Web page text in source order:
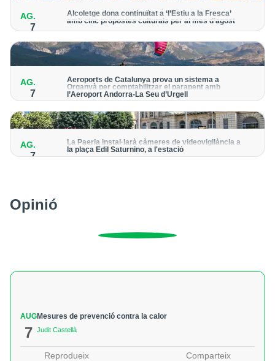
AG.
7
Alcoletge dona continuïtat a ‘l’Estiu a la Fresca’
amb cinc propostes culturals per al mes d’agost
Un dels grans protagonistes de la programació serà
AG.
7
Aeroports de Catalunya prova un sistema a
Organyà per comptabilitzar el parapent amb
l’Aeroport Andorra-La Seu d’Urgell
mòbil per donar pas als avions amb vols instrumentals
AG.
7
La Paeria instal·larà càmeres de videovigilància a
la plaça Edil Saturnino, a l'estació
Opinió
AUG
7
Mesures de prevenció contra la calor
Judit Castellà
Reprodueix Comparteix